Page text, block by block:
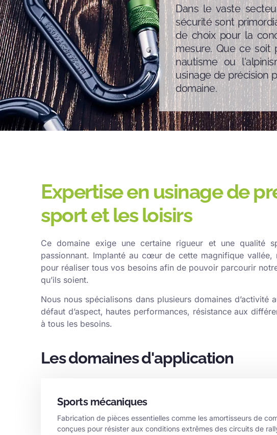
Dans le vaste
sécurité sont
de choix pour la
mesure. Que ce soit
nautisme ou
usinage de précision
domaine.
Expertise en usinage de
sport et les loisirs
Ce domaine exige une certaine rigueur et une qualité
passionnant. Implanté au cœur de cette magnifique
pour réaliser tous vos besoins afin de pouvoir parcourir
qu’ils soient.
Nous nous spécialisons dans plusieurs domaines
défaut d’aspect, hautes performances, résistance aux
à tous les besoins.
Les domaines d'application
Sports mécaniques
Fabrication de pièces essentielles comme les amortisseurs de
conçues pour résister aux conditions extrêmes des circuits de